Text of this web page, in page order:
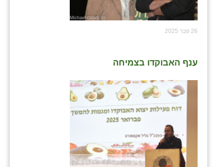
26 פבר 2025
ענף האבוקדו בצמיחה